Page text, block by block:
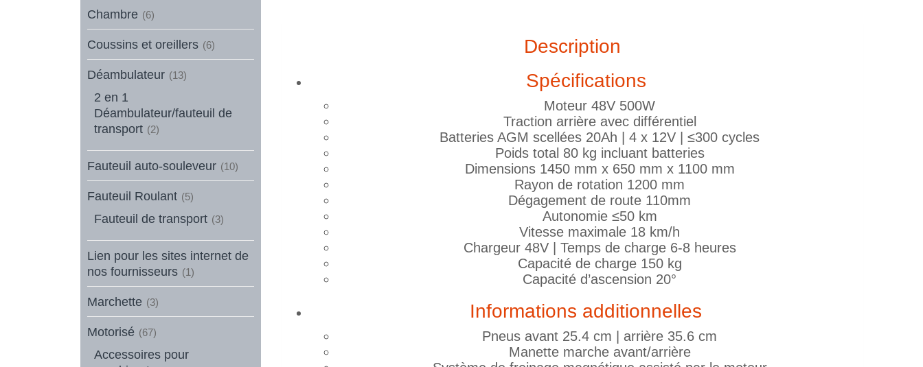
Chambre (6)
Coussins et oreillers (6)
Déambulateur (13)
2 en 1
Déambulateur/fauteuil de
transport (2)
Fauteuil auto-souleveur (10)
Fauteuil Roulant (5)
Fauteuil de transport (3)
Lien pour les sites internet de
nos fournisseurs (1)
Marchette (3)
Motorisé (67)
Accessoires pour
Description
Spécifications
Moteur 48V 500W
Traction arrière avec différentiel
Batteries AGM scellées 20Ah | 4 x 12V | ≤300 cycles
Poids total 80 kg incluant batteries
Dimensions 1450 mm x 650 mm x 1100 mm
Rayon de rotation 1200 mm
Dégagement de route 110mm
Autonomie ≤50 km
Vitesse maximale 18 km/h
Chargeur 48V | Temps de charge 6-8 heures
Capacité de charge 150 kg
Capacité d’ascension 20°
Informations additionnelles
Pneus avant 25.4 cm | arrière 35.6 cm
Manette marche avant/arrière